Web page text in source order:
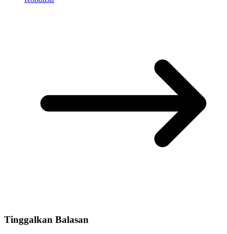
Tinggalkan Balasan